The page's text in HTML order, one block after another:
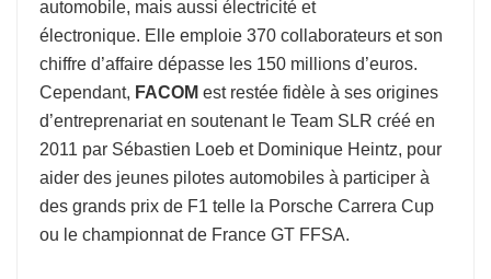
automobile, mais aussi électricité et
électronique. Elle emploie 370 collaborateurs et son
chiffre d’affaire dépasse les 150 millions d’euros.
Cependant, FACOM est restée fidèle à ses origines
d’entreprenariat en soutenant le Team SLR créé en
2011 par Sébastien Loeb et Dominique Heintz, pour
aider des jeunes pilotes automobiles à participer à
des grands prix de F1 telle la Porsche Carrera Cup
ou le championnat de France GT FFSA.